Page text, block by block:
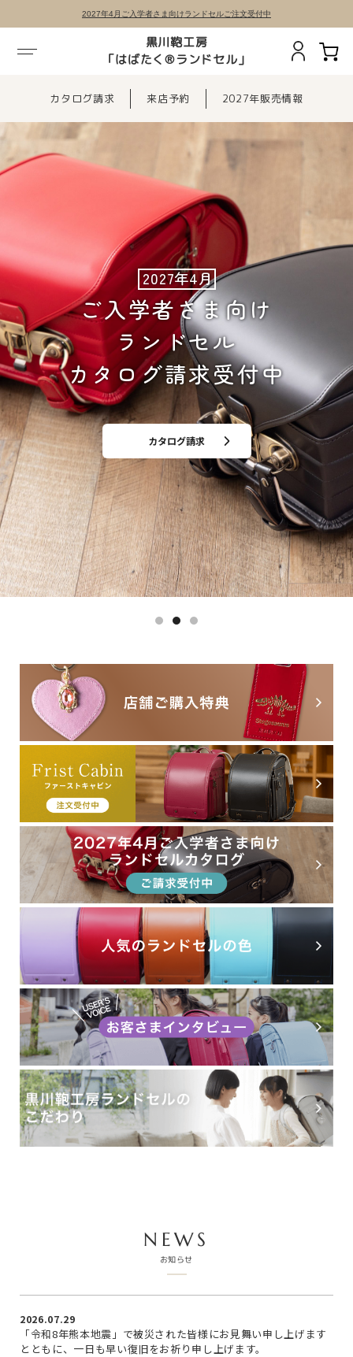
2027年4月ご入学者さま向けランドセルご注文受付中
黒川鞄工房
「はばたく®ランドセル」
カタログ請求 来店予約 2027年販売情報
2027年4月
ご入学者さま向け
ランドセル
ご注文受付中
すべてのランドセルを見る
2027年4月
ご入学者さま向け
ランドセル
カタログ請求受付中
カタログ請求
お客さまインタビュー
NEWS
お知らせ
2026.07.29
「令和8年熊本地震」で被災された皆様にお見舞い申し上げます
とともに、一日も早い復旧をお祈り申し上げます。